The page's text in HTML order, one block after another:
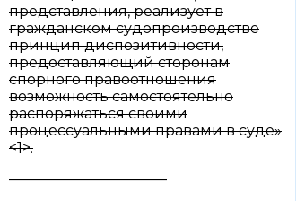
представления, реализует в
гражданском судопроизводстве
принцип диспозитивности,
предоставляющий сторонам
спорного правоотношения
возможность самостоятельно
распоряжаться своими
процессуальными правами в суде»
<1>.
———————————